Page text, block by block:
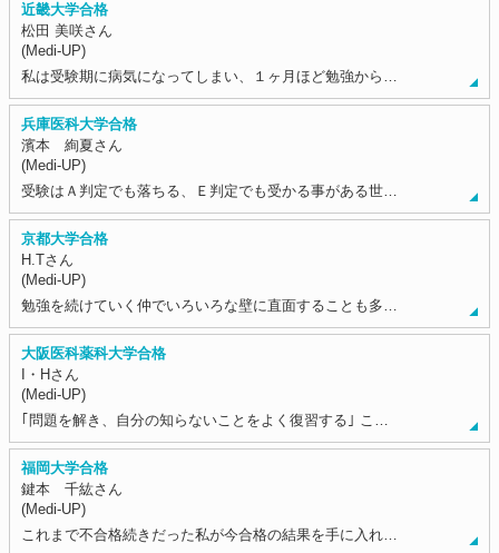
近畿大学合格
松田 美咲さん
(Medi-UP)
私は受験期に病気になってしまい、１ヶ月ほど勉強から…
兵庫医科大学合格
濱本 絢夏さん
(Medi-UP)
受験はＡ判定でも落ちる、Ｅ判定でも受かる事がある世…
京都大学合格
H.Tさん
(Medi-UP)
勉強を続けていく仲でいろいろな壁に直面することも多…
大阪医科薬科大学合格
I・Hさん
(Medi-UP)
｢問題を解き、自分の知らないことをよく復習する｣ こ…
福岡大学合格
鍵本 千紘さん
(Medi-UP)
これまで不合格続きだった私が今合格の結果を手に入れ…